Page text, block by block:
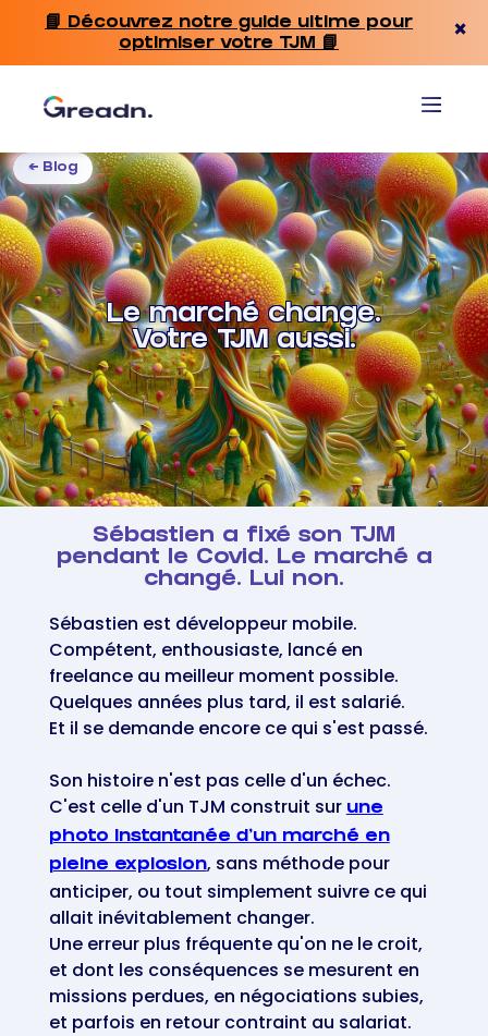
📘 Découvrez notre guide ultime pour
optimiser votre TJM 📘
×
← Blog
Le marché change.
Votre TJM aussi.
Sébastien a fixé son TJM
pendant le Covid. Le marché a
changé. Lui non.
Sébastien est développeur mobile.
Compétent, enthousiaste, lancé en
freelance au meilleur moment possible.
Quelques années plus tard, il est salarié.
Et il se demande encore ce qui s'est passé.
Son histoire n'est pas celle d'un échec.
C'est celle d'un TJM construit sur une
photo instantanée d'un marché en
pleine explosion, sans méthode pour
anticiper, ou tout simplement suivre ce qui
allait inévitablement changer.
Une erreur plus fréquente qu'on ne le croit,
et dont les conséquences se mesurent en
missions perdues, en négociations subies,
et parfois en retour contraint au salariat.